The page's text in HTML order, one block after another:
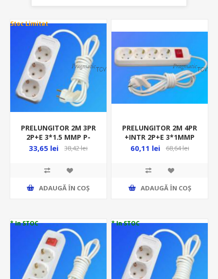
Stoc Limitat
PRELUNGITOR 2M 3PR
2P+E 3*1.5 MMP P-
3CP/A 53650 N-97334-
33,65 lei 38,42 lei
ADAUGĂ ȊN COŞ
PRELUNGITOR 2M 4PR
+INTR 2P+E 3*1MMP
PL-4CPI 37926 N-03716
60,11 lei 68,64 lei
ADAUGĂ ȊN COŞ
* In STOC * In STOC